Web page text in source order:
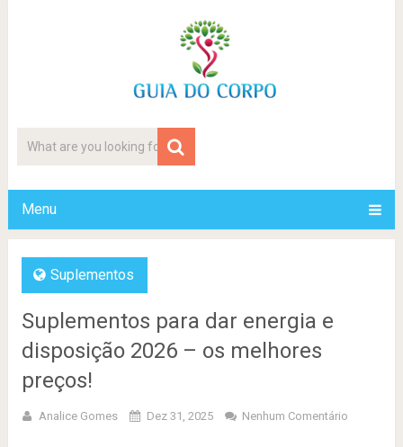
Menu
Suplementos
Suplementos para dar energia e
disposição 2026 – os melhores
preços!
Analice Gomes Dez 31, 2025 Nenhum Comentário